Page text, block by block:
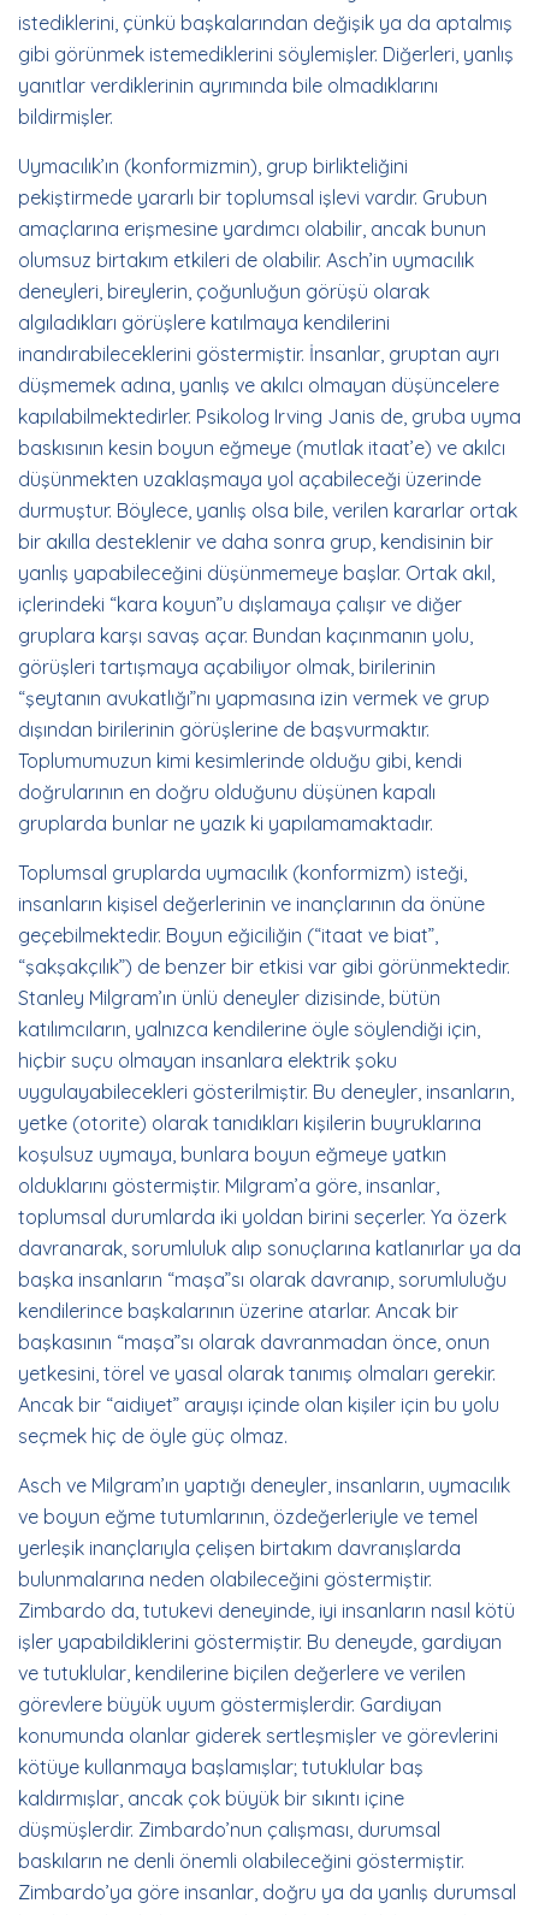
istediklerini, çünkü başkalarından değişik ya da aptalmış
gibi görünmek istemediklerini söylemişler. Diğerleri, yanlış
yanıtlar verdiklerinin ayrımında bile olmadıklarını
bildirmişler.
Uymacılık’ın (konformizmin), grup birlikteliğini
pekiştirmede yararlı bir toplumsal işlevi vardır. Grubun
amaçlarına erişmesine yardımcı olabilir, ancak bunun
olumsuz birtakım etkileri de olabilir. Asch’in uymacılık
deneyleri, bireylerin, çoğunluğun görüşü olarak
algıladıkları görüşlere katılmaya kendilerini
inandırabileceklerini göstermiştir. İnsanlar, gruptan ayrı
düşmemek adına, yanlış ve akılcı olmayan düşüncelere
kapılabilmektedirler. Psikolog Irving Janis de, gruba uyma
baskısının kesin boyun eğmeye (mutlak itaat’e) ve akılcı
düşünmekten uzaklaşmaya yol açabileceği üzerinde
durmuştur. Böylece, yanlış olsa bile, verilen kararlar ortak
bir akılla desteklenir ve daha sonra grup, kendisinin bir
yanlış yapabileceğini düşünmemeye başlar. Ortak akıl,
içlerindeki “kara koyun”u dışlamaya çalışır ve diğer
gruplara karşı savaş açar. Bundan kaçınmanın yolu,
görüşleri tartışmaya açabiliyor olmak, birilerinin
“şeytanın avukatlığı”nı yapmasına izin vermek ve grup
dışından birilerinin görüşlerine de başvurmaktır.
Toplumumuzun kimi kesimlerinde olduğu gibi, kendi
doğrularının en doğru olduğunu düşünen kapalı
gruplarda bunlar ne yazık ki yapılamamaktadır.
Toplumsal gruplarda uymacılık (konformizm) isteği,
insanların kişisel değerlerinin ve inançlarının da önüne
geçebilmektedir. Boyun eğiciliğin (“itaat ve biat”,
“şakşakçılık”) de benzer bir etkisi var gibi görünmektedir.
Stanley Milgram’ın ünlü deneyler dizisinde, bütün
katılımcıların, yalnızca kendilerine öyle söylendiği için,
hiçbir suçu olmayan insanlara elektrik şoku
uygulayabilecekleri gösterilmiştir. Bu deneyler, insanların,
yetke (otorite) olarak tanıdıkları kişilerin buyruklarına
koşulsuz uymaya, bunlara boyun eğmeye yatkın
olduklarını göstermiştir. Milgram’a göre, insanlar,
toplumsal durumlarda iki yoldan birini seçerler. Ya özerk
davranarak, sorumluluk alıp sonuçlarına katlanırlar ya da
başka insanların “maşa”sı olarak davranıp, sorumluluğu
kendilerince başkalarının üzerine atarlar. Ancak bir
başkasının “maşa”sı olarak davranmadan önce, onun
yetkesini, törel ve yasal olarak tanımış olmaları gerekir.
Ancak bir “aidiyet” arayışı içinde olan kişiler için bu yolu
seçmek hiç de öyle güç olmaz.
Asch ve Milgram’ın yaptığı deneyler, insanların, uymacılık
ve boyun eğme tutumlarının, özdeğerleriyle ve temel
yerleşik inançlarıyla çelişen birtakım davranışlarda
bulunmalarına neden olabileceğini göstermiştir.
Zimbardo da, tutukevi deneyinde, iyi insanların nasıl kötü
işler yapabildiklerini göstermiştir. Bu deneyde, gardiyan
ve tutuklular, kendilerine biçilen değerlere ve verilen
görevlere büyük uyum göstermişlerdir. Gardiyan
konumunda olanlar giderek sertleşmişler ve görevlerini
kötüye kullanmaya başlamışlar; tutuklular baş
kaldırmışlar, ancak çok büyük bir sıkıntı içine
düşmüşlerdir. Zimbardo’nun çalışması, durumsal
baskıların ne denli önemli olabileceğini göstermiştir.
Zimbardo’ya göre insanlar, doğru ya da yanlış durumsal